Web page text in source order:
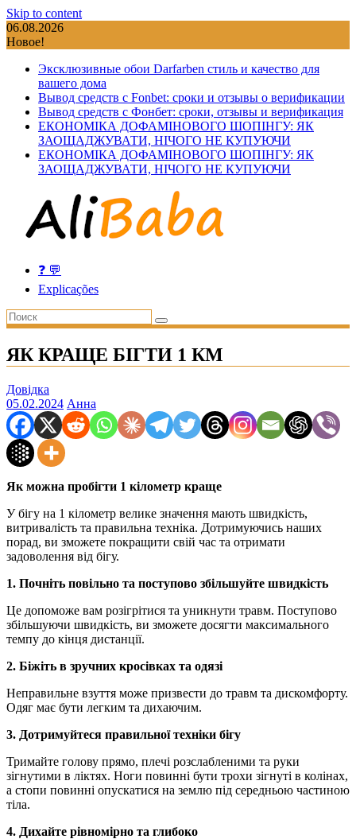
Skip to content
06.08.2026
Новое!
Эксклюзивные обои Darfarben стиль и качество для
вашего дома
Вывод средств с Fonbet: сроки и отзывы о верификации
Вывод средств с Фонбет: сроки, отзывы и верификация
ЕКОНОМІКА ДОФАМІНОВОГО ШОПІНГУ: ЯК
ЗАОЩАДЖУВАТИ, НІЧОГО НЕ КУПУЮЧИ
ЕКОНОМІКА ДОФАМІНОВОГО ШОПІНГУ: ЯК
ЗАОЩАДЖУВАТИ, НІЧОГО НЕ КУПУЮЧИ
❓ 💬
Explicações
ЯК КРАЩЕ БІГТИ 1 КМ
Довідка
05.02.2024 Анна
Як можна пробігти 1 кілометр краще
У бігу на 1 кілометр велике значення мають швидкість,
витривалість та правильна техніка. Дотримуючись наших
порад, ви зможете покращити свій час та отримати
задоволення від бігу.
1. Почніть повільно та поступово збільшуйте швидкість
Це допоможе вам розігрітися та уникнути травм. Поступово
збільшуючи швидкість, ви зможете досягти максимального
темпу до кінця дистанції.
2. Біжіть в зручних кросівках та одязі
Неправильне взуття може призвести до травм та дискомфорту.
Одяг має бути легким та дихаючим.
3. Дотримуйтеся правильної техніки бігу
Тримайте голову прямо, плечі розслабленими та руки
зігнутими в ліктях. Ноги повинні бути трохи зігнуті в колінах,
а стопи повинні опускатися на землю під середньою частиною
тіла.
4. Дихайте рівномірно та глибоко